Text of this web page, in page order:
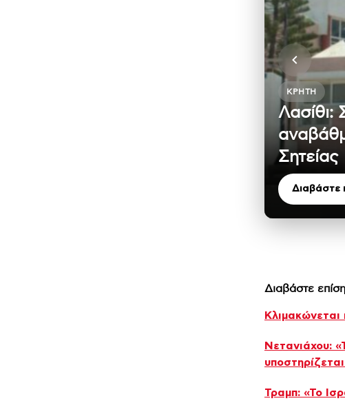
ΚΡΉΤΗ
Λασίθι:
Σητείας
Διαβάστε
Διαβάστε
Νετανιάχου:
Τραμπ: «Το